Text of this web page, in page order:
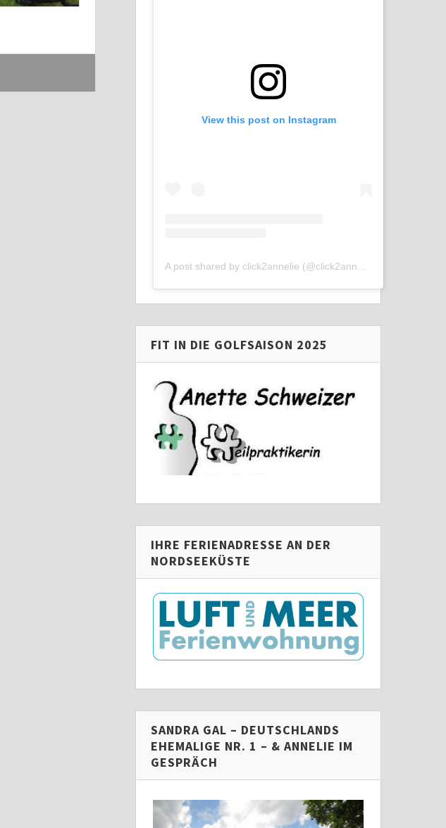
View this post on Instagram
FIT IN DIE GOLFSAISON 2025
IHRE FERIENADRESSE AN DER
NORDSEEKÜSTE
SANDRA GAL – DEUTSCHLANDS
EHEMALIGE NR. 1 – & ANNELIE IM
GESPRÄCH